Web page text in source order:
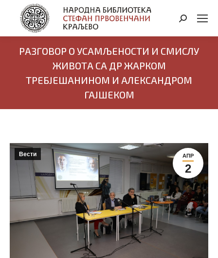
Search:
РАЗГОВОР О УСАМЉЕНОСТИ И СМИСЛУ
ЖИВОТА СА ДР ЖАРКОМ
ТРЕБЈЕШАНИНОМ И АЛЕКСАНДРОМ
ГАЈШЕКОМ
АПР
2
Вести